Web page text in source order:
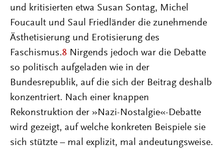
und kritisierten etwa Susan Sontag, Michel
Foucault und Saul Friedländer die zunehmende
Ästhetisierung und Erotisierung des
Faschismus.8 Nirgends jedoch war die Debatte
so politisch aufgeladen wie in der
Bundesrepublik, auf die sich der Beitrag deshalb
konzentriert. Nach einer knappen
Rekonstruktion der »Nazi-Nostalgie«-Debatte
wird gezeigt, auf welche konkreten Beispiele sie
sich stützte – mal explizit, mal andeutungsweise.